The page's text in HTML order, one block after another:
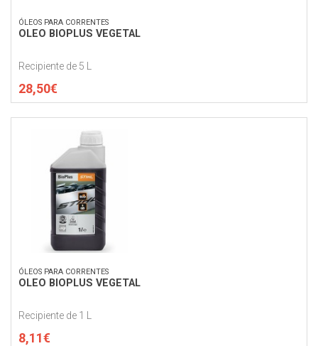
ÓLEOS PARA CORRENTES
OLEO BIOPLUS VEGETAL
Recipiente de 5 L
28,50€
ÓLEOS PARA CORRENTES
OLEO BIOPLUS VEGETAL
Recipiente de 1 L
8,11€